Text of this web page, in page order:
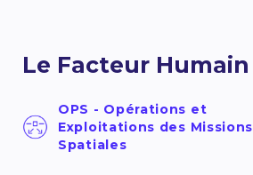
Le Facteur Humain
OPS - Opérations et
Exploitations des Missions
Spatiales